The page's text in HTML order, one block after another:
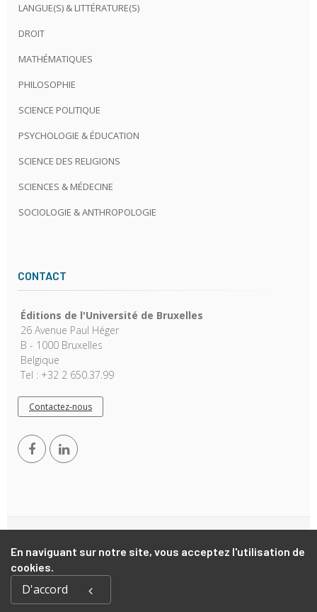
En naviguant sur notre site, vous acceptez l'utilisation de
cookies.
D'accord
LANGUE(S) & LITTÉRATURE(S)
DROIT
MATHÉMATIQUES
PHILOSOPHIE
SCIENCE POLITIQUE
PSYCHOLOGIE & ÉDUCATION
SCIENCE DES RELIGIONS
SCIENCES & MÉDECINE
SOCIOLOGIE & ANTHROPOLOGIE
CONTACT
Éditions de l'Université de Bruxelles
26 Avenue Paul Héger
B - 1000 Bruxelles
Belgique
Tel : +32 2 650.37.99
Contactez-nous
Reserved